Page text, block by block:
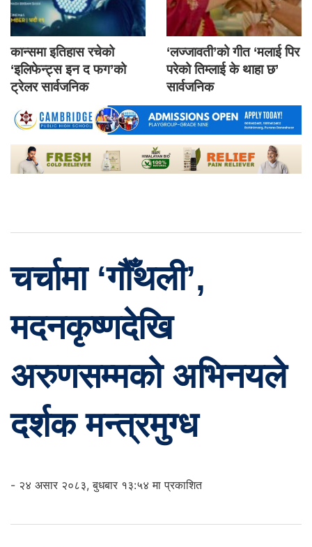
कान्समा इतिहास रचेको
‘इलिफेन्ट्स इन द फग’को
ट्रेलर सार्वजनिक
‘लज्जावती’को गीत ‘मलाई पिर
परेको तिम्लाई के थाहा छ’
सार्वजनिक
चर्चामा ‘गौँथली’,
मदनकृष्णदेखि
अरुणसम्मको अभिनयले
दर्शक मन्त्रमुग्ध
- २४ असार २०८३, बुधबार १३:५४ मा प्रकाशित